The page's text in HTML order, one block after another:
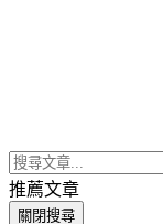
推薦文章
關閉搜尋